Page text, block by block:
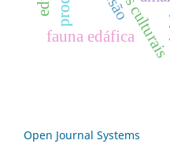
fauna edáfica
Open Journal Systems